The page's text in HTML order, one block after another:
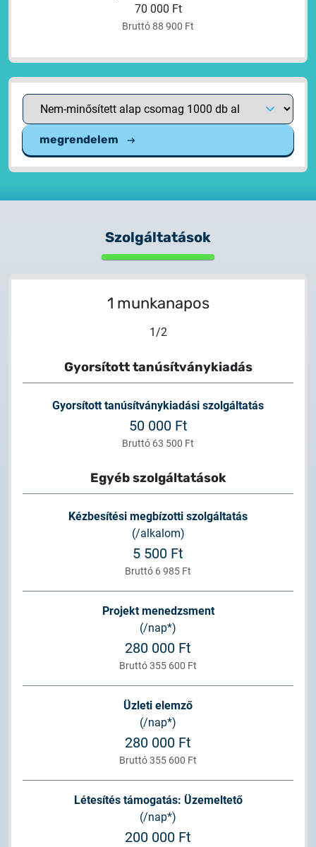
70 000 Ft
Bruttó 88 900 Ft
megrendelem
Szolgáltatások
1 munkanapos
1 /2
Gyorsított tanúsítványkiadás
Gyorsított tanúsítványkiadási szolgáltatás
50 000 Ft
Bruttó 63 500 Ft
Egyéb szolgáltatások
Kézbesítési megbízotti szolgáltatás
(/alkalom)
5 500 Ft
Bruttó 6 985 Ft
Projekt menedzsment
(/nap*)
280 000 Ft
Bruttó 355 600 Ft
Üzleti elemző
(/nap*)
280 000 Ft
Bruttó 355 600 Ft
Létesítés támogatás: Üzemeltető
(/nap*)
200 000 Ft